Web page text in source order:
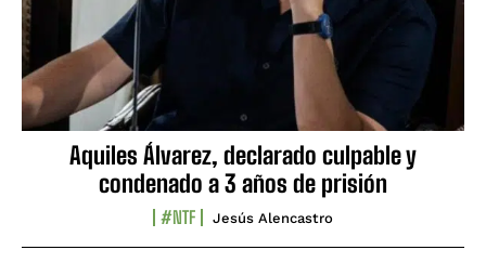
Aquiles Álvarez, declarado culpable y
condenado a 3 años de prisión
#NTF Jesús Alencastro